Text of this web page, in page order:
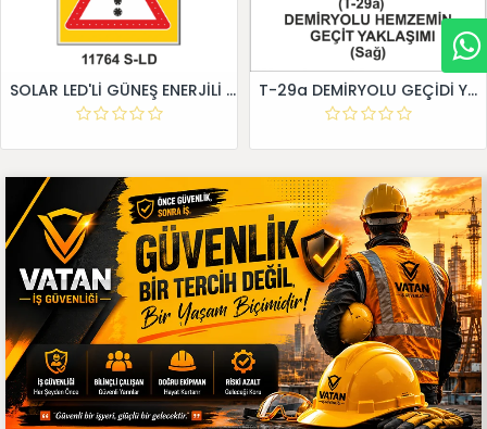
SOLAR LED'Lİ GÜNEŞ ENERJİLİ LEVHA T-29a DEMİRYOLU GEÇİDİ YAKLAŞIM LEVHALARI (Sağ)